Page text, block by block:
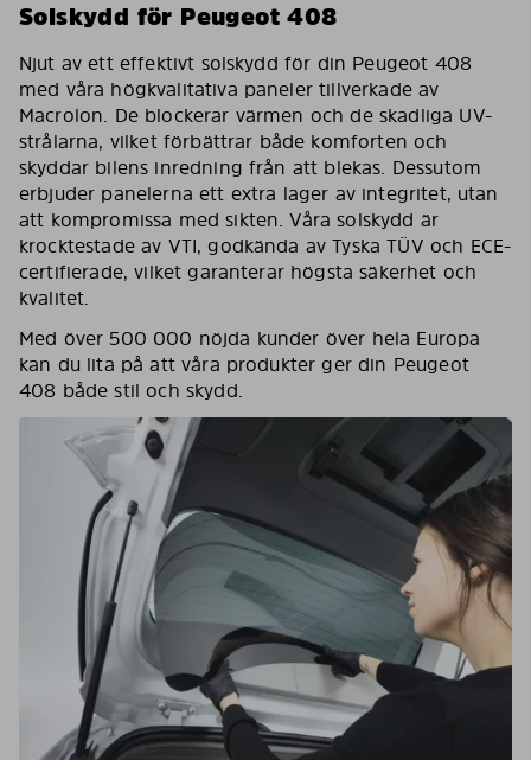
Solskydd för Peugeot 408
Njut av ett effektivt solskydd för din Peugeot 408
med våra högkvalitativa paneler tillverkade av
Macrolon. De blockerar värmen och de skadliga UV-
strålarna, vilket förbättrar både komforten och
skyddar bilens inredning från att blekas. Dessutom
erbjuder panelerna ett extra lager av integritet, utan
att kompromissa med sikten. Våra solskydd är
krocktestade av VTI, godkända av Tyska TÜV och ECE-
certifierade, vilket garanterar högsta säkerhet och
kvalitet.
Med över 500 000 nöjda kunder över hela Europa
kan du lita på att våra produkter ger din Peugeot
408 både stil och skydd.